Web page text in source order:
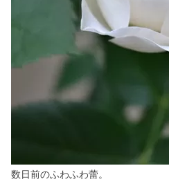
数日前のふわふわ蕾。